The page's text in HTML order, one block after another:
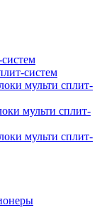
систем
мульти сплит-
мульти сплит-
мульти сплит-